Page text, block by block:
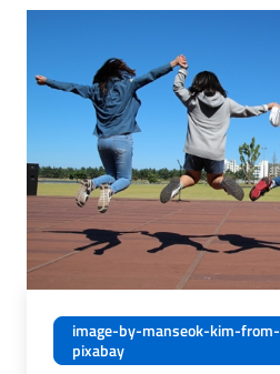
image-by-manseok-kim-from-
pixabay